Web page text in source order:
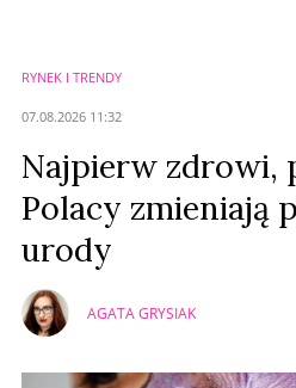
RYNEK I TRENDY
07.08.2026 11:32
Najpierw zdrowi,
Polacy zmieniają
urody
AGATA GRYSIAK